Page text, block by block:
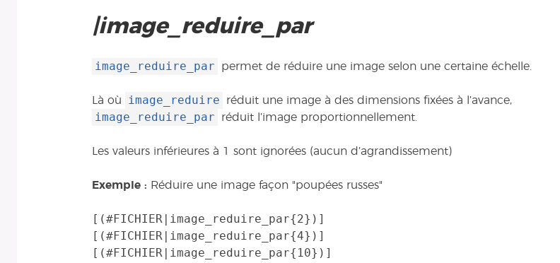
|image_reduire_par
image_reduire_par permet de réduire une image selon une certaine échelle.
Là où image_reduire réduit une image à des dimensions fixées à l’avance,
image_reduire_par réduit l’image proportionnellement.
Les valeurs inférieures à 1 sont ignorées (aucun d’agrandissement)
Exemple : Réduire une image façon "poupées russes"
[(#FICHIER|image_reduire_par{2})]
[(#FICHIER|image_reduire_par{4})]
[(#FICHIER|image_reduire_par{10})]